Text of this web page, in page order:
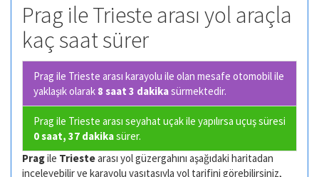
Prag ile Trieste arası yol araçla
kaç saat sürer
Prag ile Trieste arası karayolu ile olan mesafe otomobil ile
yaklaşık olarak 8 saat 3 dakikasürmektedir.
Prag ile Trieste arası seyahat uçak ile yapılırsa uçuş süresi
0 saat, 37 dakikasürer.
Pragile Triestearası yol güzergahını aşağıdaki haritadan
inceleyebilir ve karayolu vasıtasıyla yol tarifini görebilirsiniz,